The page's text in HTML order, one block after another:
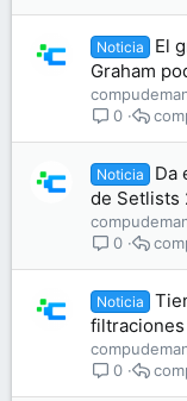
Noticia
El
Graham
0
Noticia
Da
de Setlists
0
Noticia
filtraciones
0